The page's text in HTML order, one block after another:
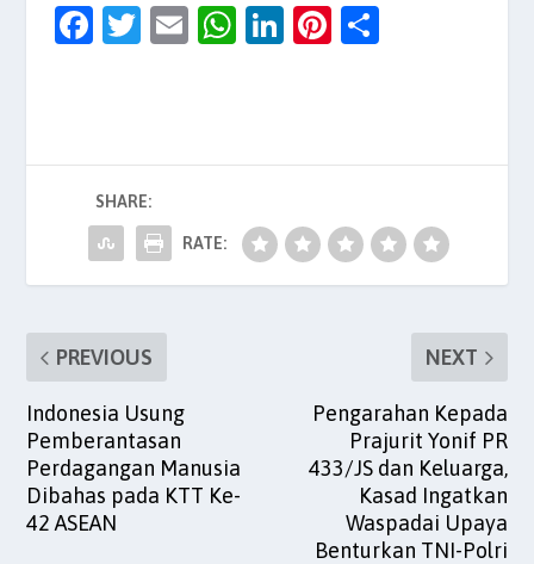
F
b
o
o
k
T
E
W
A
p
p
Li
dI
n
Pi
t
SHARE:
RATE:
PREVIOUS
Indonesia Usung
Pemberantasan
Perdagangan Manusia
Dibahas pada KTT Ke-
42 ASEAN
NEXT
Pengarahan Kepada
Prajurit Yonif PR
433/JS dan Keluarga,
Kasad Ingatkan
Waspadai Upaya
Benturkan TNI-Polri